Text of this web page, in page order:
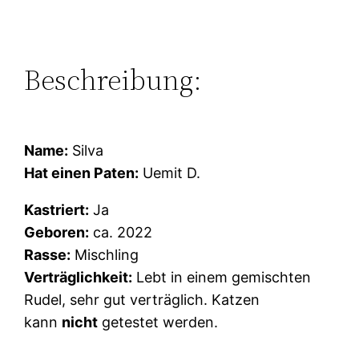
Beschreibung:
Name: Silva
Hat einen Paten: Uemit D.
Kastriert: Ja
Geboren: ca. 2022
Rasse: Mischling
Verträglichkeit: Lebt in einem gemischten
Rudel, sehr gut verträglich. Katzen
kann nicht getestet werden.